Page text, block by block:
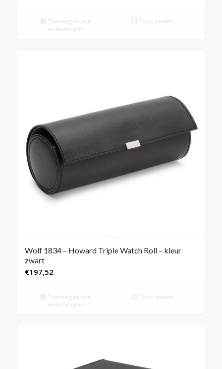
Toevoegen aan
winkelwagen
Toon details
Wolf 1834 – Howard Triple Watch Roll – kleur
zwart
€197,52
Toevoegen aan
winkelwagen
Toon details